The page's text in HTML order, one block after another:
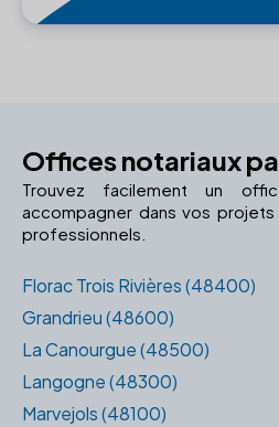
Offices notariaux
Trouvez facilement un
accompagner dans vos projets
professionnels.
Florac Trois Rivières (48400)
Grandrieu (48600)
La Canourgue (48500)
Langogne (48300)
Marvejols (48100)